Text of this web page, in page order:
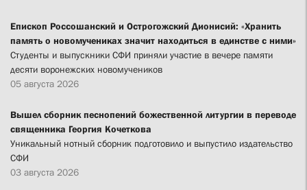
Епископ Россошанский и Острогожский Дионисий: «Хранить
память о новомучениках значит находиться в единстве с ними»
Студенты и выпускники СФИ приняли участие в вечере памяти
десяти воронежских новомучеников
05 августа 2026
Вышел сборник песнопений божественной литургии в переводе
священника Георгия Кочеткова
Уникальный нотный сборник подготовило и выпустило издательство
СФИ
03 августа 2026